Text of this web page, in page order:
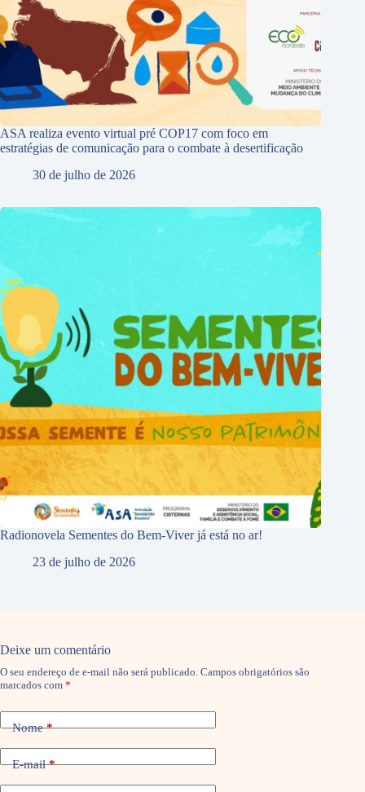
ASA realiza evento virtual pré COP17 com foco em
estratégias de comunicação para o combate à desertificação
30 de julho de 2026
Radionovela Sementes do Bem-Viver já está no ar!
23 de julho de 2026
Deixe um comentário
O seu endereço de e-mail não será publicado. Campos obrigatórios são
marcados com *
Nome*
E-mail*